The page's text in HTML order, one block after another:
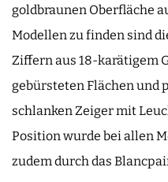
goldbraunen Oberfläche
Modellen zu finden sind
Ziffern aus 18-karätigem
gebürsteten Flächen und
schlanken Zeiger mit
Position wurde bei allen
zudem durch das